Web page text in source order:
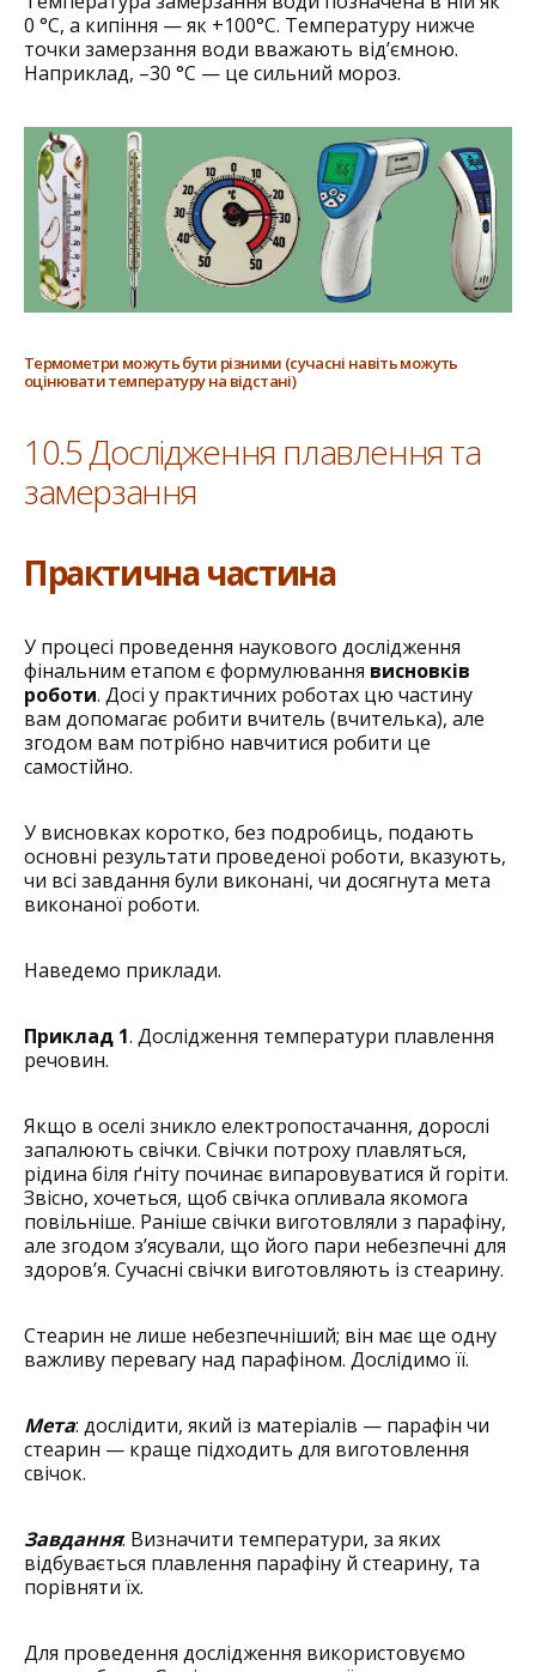
0 °С, а кипіння — як +100°С. Температуру нижче
точки замерзання води вважають від’ємною.
Наприклад, –30 °С — це сильний мороз.
Термометри можуть бути різними (сучасні навіть можуть
оцінювати температуру на відстані)
10.5 Дослідження плавлення та
замерзання
Практична частина
У процесі проведення наукового дослідження
фінальним етапом є формулювання висновків
роботи. Досі у практичних роботах цю частину
вам допомагає робити вчитель (вчителька), але
згодом вам потрібно навчитися робити це
самостійно.
У висновках коротко, без подробиць, подають
основні результати проведеної роботи, вказують,
чи всі завдання були виконані, чи досягнута мета
виконаної роботи.
Наведемо приклади.
Приклад 1. Дослідження температури плавлення
речовин.
Якщо в оселі зникло електропостачання, дорослі
запалюють свічки. Свічки потроху плавляться,
рідина біля ґніту починає випаровуватися й горіти.
Звісно, хочеться, щоб свічка опливала якомога
повільніше. Раніше свічки виготовляли з парафіну,
але згодом з’ясували, що його пари небезпечні для
здоров’я. Сучасні свічки виготовляють із стеарину.
Стеарин не лише небезпечніший; він має ще одну
важливу перевагу над парафіном. Дослідимо її.
Мета: дослідити, який із матеріалів — парафін чи
стеарин — краще підходить для виготовлення
свічок.
Завдання: Визначити температури, за яких
відбувається плавлення парафіну й стеарину, та
порівняти їх.
Для проведення дослідження використовуємо